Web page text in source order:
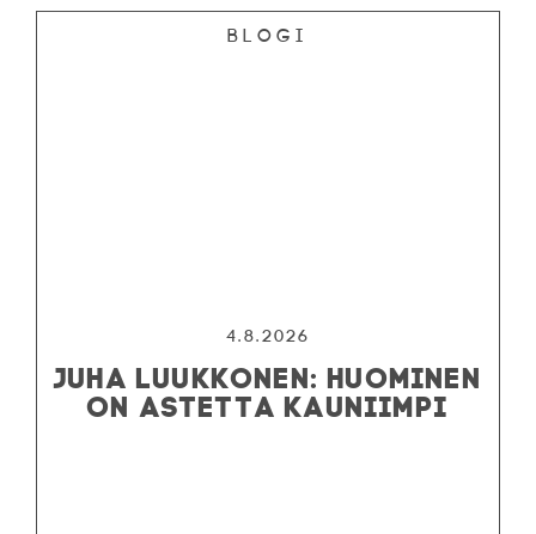
Blogi
4.8.2026
JUHA LUUKKONEN: HUOMINEN
ON ASTETTA KAUNIIMPI